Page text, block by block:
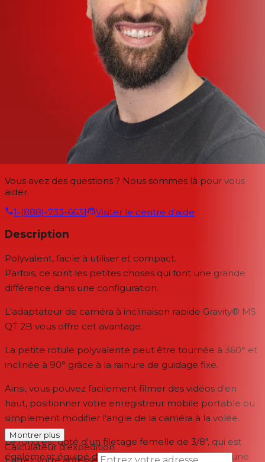
Vous avez des questions ? Nous sommes là pour vous
aider.
1-(888)-733-6631
Visiter le centre d'aide
Description
Polyvalent, facile à utiliser et compact.
Parfois, ce sont les petites choses qui font une grande
différence dans une configuration.
L'adaptateur de caméra à inclinaison rapide Gravity® MS
QT 2B vous offre cet avantage.
La petite rotule polyvalente peut être tournée à 360° et
inclinée à 90° grâce à la rainure de guidage fixe.
Ainsi, vous pouvez facilement filmer des vidéos d'en
haut, positionner votre enregistreur mobile portable ou
simplement modifier l'angle de la caméra à la volée.
Le fond est doté d'un filetage femelle de 3/8", qui est
également équipé d'un filetage mâle de 1/4" pour une
Montrer plus
Calculateur d'expédition